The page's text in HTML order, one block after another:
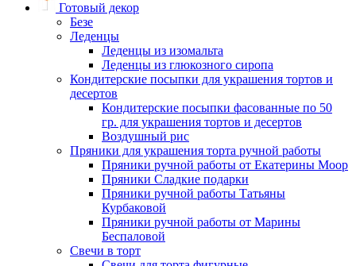
Готовый декор
Безе
Леденцы
Леденцы из изомальта
Леденцы из глюкозного сиропа
Кондитерские посыпки для украшения тортов и
десертов
Кондитерские посыпки фасованные по 50
гр. для украшения тортов и десертов
Воздушный рис
Пряники для украшения торта ручной работы
Пряники ручной работы от Екатерины Моор
Пряники Сладкие подарки
Пряники ручной работы Татьяны
Курбаковой
Пряники ручной работы от Марины
Беспаловой
Свечи в торт